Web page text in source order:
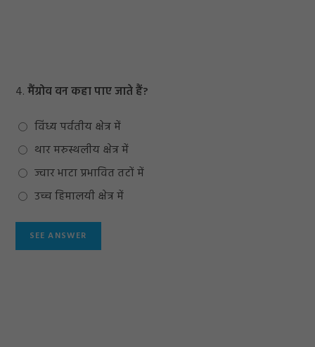
4.मैंग्रोव वन कहा पाए जाते हैं?
विंध्य पर्वतीय क्षेत्र में
थार मरुस्थलीय क्षेत्र में
ज्वार भाटा प्रभावित तटों में
उच्च हिमालयी क्षेत्र में